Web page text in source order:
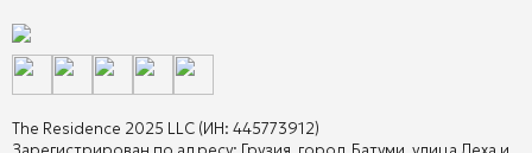
The Residence 2025 LLC (ИН: 445773912)